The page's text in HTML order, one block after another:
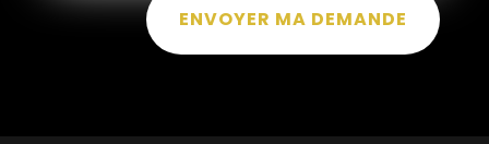
ENVOYER MA DEMANDE